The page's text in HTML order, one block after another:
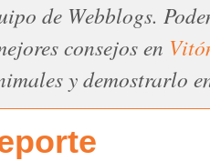
de Webblogs.
consejos en
y demostrarlo